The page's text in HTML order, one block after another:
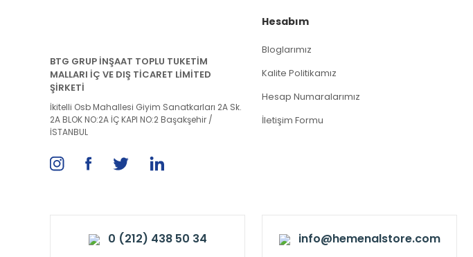
BTG GRUP İNŞAAT TOPLU TUKETİM
MALLARI İÇ VE DIŞ TİCARET LİMİTED
ŞİRKETİ
İkitelli Osb Mahallesi Giyim Sanatkarları 2A Sk.
2A BLOK NO:2A İÇ KAPI NO:2 Başakşehir /
İSTANBUL
Hesabım
Bloglarımız
Kalite Politikamız
Hesap Numaralarımız
İletişim Formu
0 (212) 438 50 34 info@hemenalstore.com